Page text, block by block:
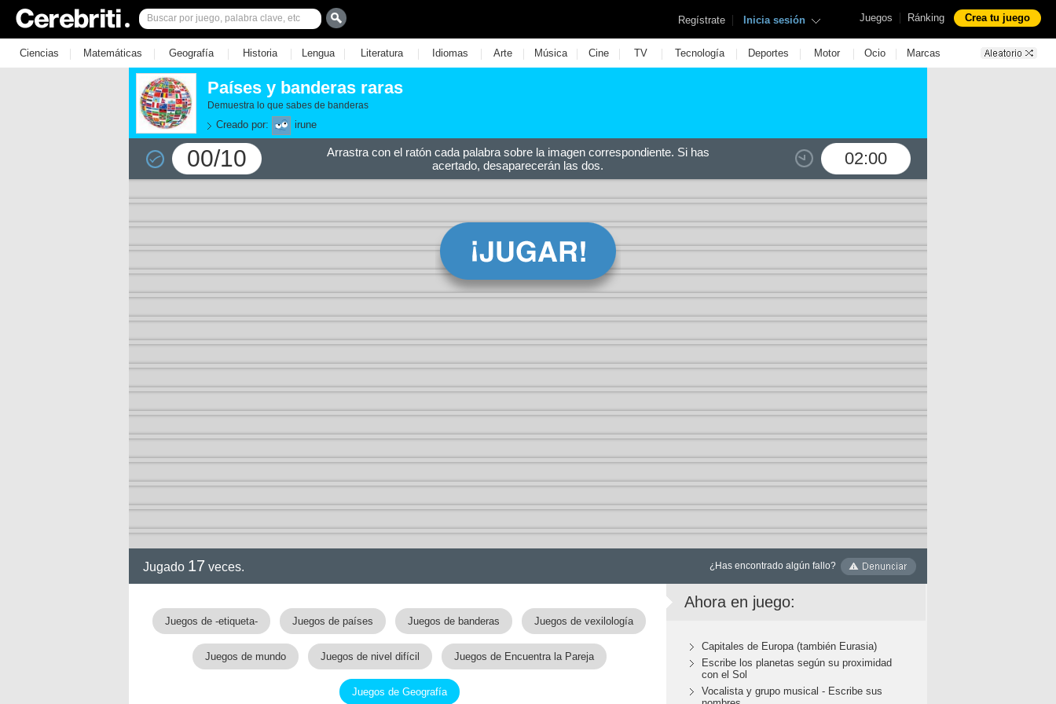
Juegos | Ránking Crea tu juego
Regístrate | Inicia sesión
Ciencias | Matemáticas | Geografía | Historia | Lengua | Literatura | Idiomas | Arte | Música | Cine | TV | Tecnología | Deportes | Motor | Ocio | Marcas
Países y banderas raras
Demuestra lo que sabes de banderas
Creado por: irune
00/10 02:00
Arrastra con el ratón cada palabra sobre la imagen correspondiente. Si has
acertado, desaparecerán las dos.
Jugado 17 veces. ¿Has encontrado algún fallo?
Juegos de -etiqueta- Juegos de países Juegos de banderas Juegos de vexilología
Juegos de mundo Juegos de nivel difícil Juegos de Encuentra la Pareja
Juegos de Geografía
Ahora en juego:
Capitales de Europa (también Eurasia)
Escribe los planetas según su proximidad
con el Sol
Vocalista y grupo musical - Escribe sus